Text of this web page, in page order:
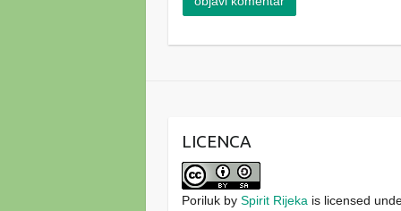
LICENCA
Poriluk bySpirit Rijeka is licensed